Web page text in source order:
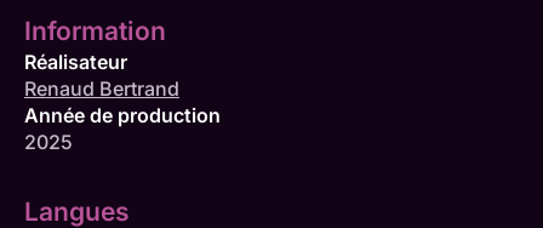
Information
Réalisateur
Renaud Bertrand
Année de production
2025
Langues